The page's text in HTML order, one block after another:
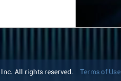
All rights reserved. Terms of Use